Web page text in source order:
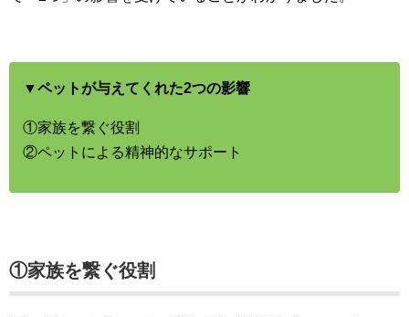
▼ペットが与えてくれた2つの影響
①家族を繋ぐ役割
②ペットによる精神的なサポート
①家族を繋ぐ役割